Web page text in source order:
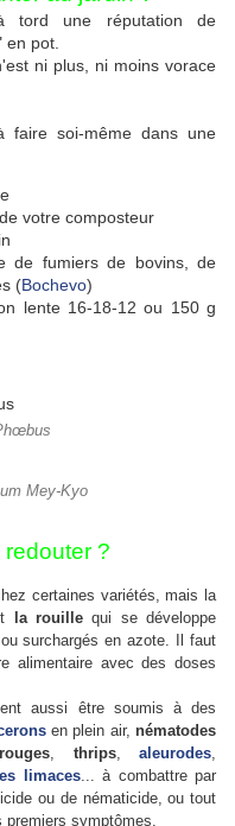
tord une réputation de
pot.
ni plus, ni moins vorace
faire soi-même dans une
votre composteur
de fumiers de bovins, de
(Bochevo)
lente 16-18-12 ou 150 g
Mey-Kyo
?
certaines variétés, mais la
la rouille qui se développe
surchargés en azote.
Il faut
alimentaire avec des doses
aussi être soumis à des
en plein air,nématodes
thrips,aleurodes
les limaces... à combattre par
ou de nématicide, ou tout
symptômes.